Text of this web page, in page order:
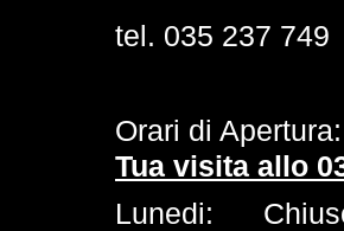
tel. 035 237 749
Orari di
Tua visita allo
Lunedi: